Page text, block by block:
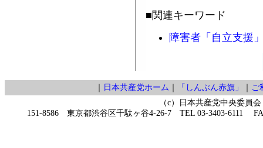
■関連キーワード
障害者「自立支援
｜ 日本共産党ホーム ｜ 「しんぶん赤旗」 ｜ ご
（c）日本共産党中央委員会
151-8586 東京都渋谷区千駄ヶ谷4-26-7 TEL 03-3403-6111